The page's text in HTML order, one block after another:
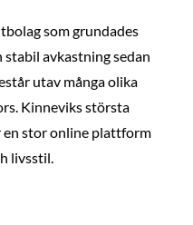
som grundades
avkastning sedan
utav många olika
Kinneviks största
en stor online plattform
livsstil.